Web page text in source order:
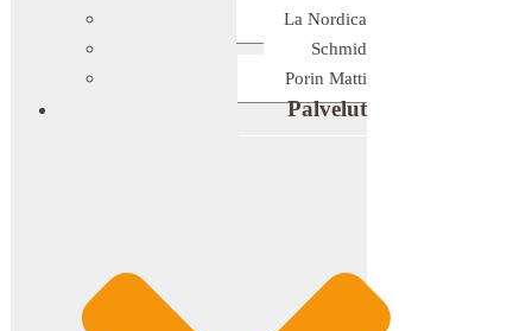
La Nordica
Schmid
Porin Matti
Palvelut